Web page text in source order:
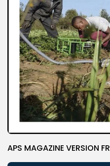
APS MAGAZINE VERSION FR